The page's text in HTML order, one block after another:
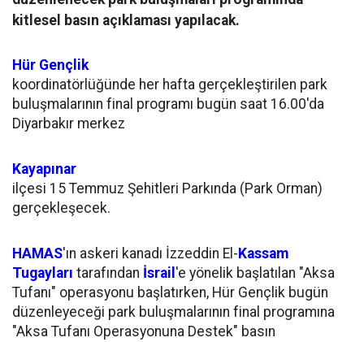
kitlesel basın açıklaması yapılacak.
Hür Gençlik
koordinatörlüğünde her hafta gerçekleştirilen park
buluşmalarının final programı bugün saat 16.00'da
Diyarbakır merkez
Kayapınar
ilçesi 15 Temmuz Şehitleri Parkında (Park Orman)
gerçekleşecek.
HAMAS'ın askeri kanadı İzzeddin El- Kassam
Tugayları tarafından İsrail 'e yönelik başlatılan "Aksa
Tufanı" operasyonu başlatırken, Hür Gençlik bugün
düzenleyeceği park buluşmalarının final programına
"Aksa Tufanı Operasyonuna Destek" basın